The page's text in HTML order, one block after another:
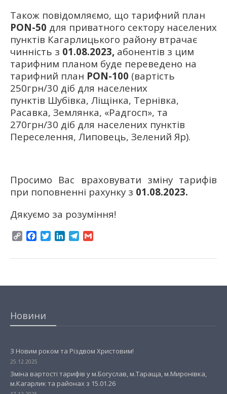
Також повідомляємо, що тарифний план
PON-50 для приватного сектору населених
пунктів Кагарлицького району втрачає
чинність з 01.08.2023, абонентів з цим
тарифним планом буде переведено на
тарифний план PON-100 (вартість
250грн/30 діб для населених
пунктів Шубівка, Ліщінка, Тернівка,
Расавка, Землянка, «Радгосп», та
270грн/30 діб для населених пунктів
Переселення, Липовець, Зелений Яр).
Просимо Вас враховувати зміну тарифів
при поповненні рахунку з 01.08.2023.
Дякуємо за розуміння!
Copy Facebook
TwitterLinkedInTelegram
Новини
З Новим роком та Різдвом Христовим!
25.12.2025
Зміна вартості тарифів у м.Богуслав, м.Тараща, м.Миронівка,
м.Кагарлик та районах з 15.01.26